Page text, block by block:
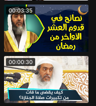
00:03:35
00:00:30